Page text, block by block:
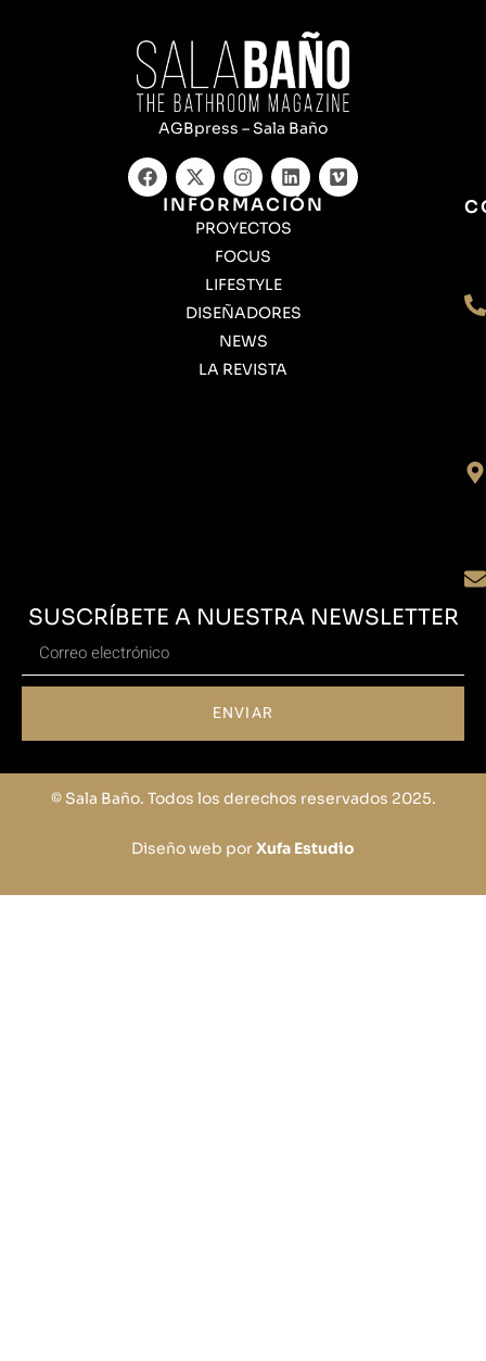
AGBpress – Sala Baño
INFORMACIÓN
PROYECTOS
FOCUS
LIFESTYLE
DISEÑADORES
NEWS
LA REVISTA
SUSCRÍBETE A NUESTRA NEWSLETTER
ENVIAR
© Sala Baño. Todos los derechos reservados 2025.
Diseño web porXufa Estudio